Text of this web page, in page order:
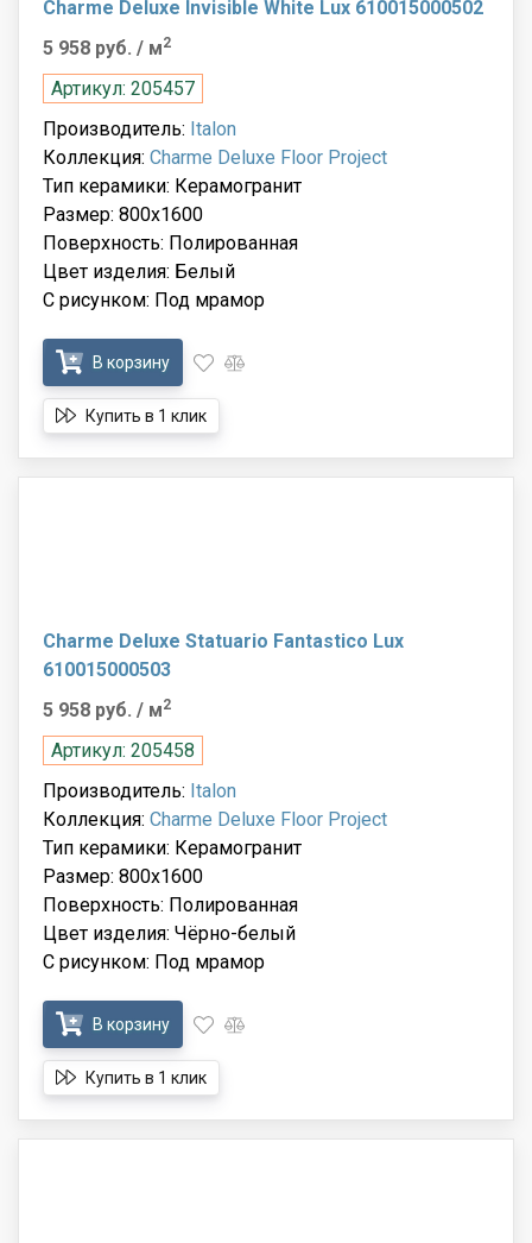
Charme Deluxe Invisible White Lux 610015000502
5 958 руб. / м2
Артикул: 205457
Производитель: Italon
Коллекция: Charme Deluxe Floor Project
Тип керамики: Керамогранит
Размер: 800x1600
Поверхность: Полированная
Цвет изделия: Белый
С рисунком: Под мрамор
В корзину
Купить в 1 клик
Charme Deluxe Statuario Fantastico Lux
610015000503
5 958 руб. / м2
Артикул: 205458
Производитель: Italon
Коллекция: Charme Deluxe Floor Project
Тип керамики: Керамогранит
Размер: 800x1600
Поверхность: Полированная
Цвет изделия: Чёрно-белый
С рисунком: Под мрамор
В корзину
Купить в 1 клик